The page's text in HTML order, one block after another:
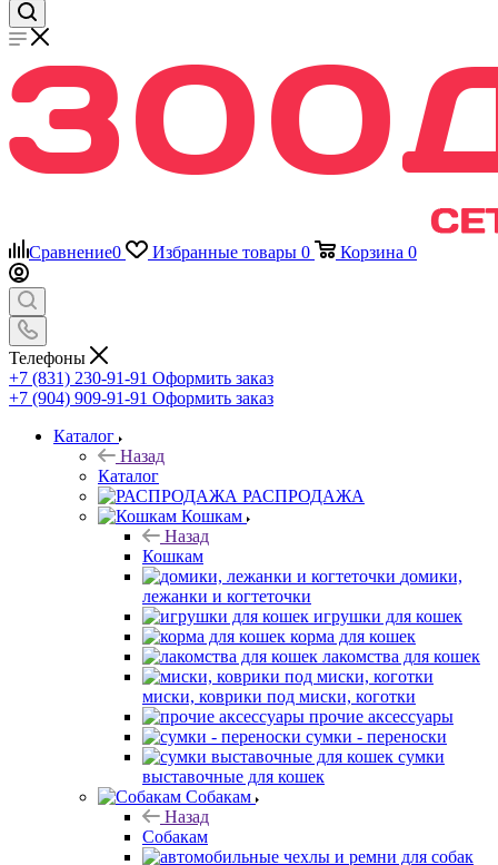
Сравнение0 Избранные товары 0 Корзина 0
Телефоны
+7 (831) 230-91-91 Оформить заказ
+7 (904) 909-91-91 Оформить заказ
Каталог
Назад
Каталог
РАСПРОДАЖА
Кошкам
Назад
Кошкам
домики,
лежанки и когтеточки
игрушки для кошек
корма для кошек
лакомства для кошек
миски, коврики под миски, коготки
прочие аксессуары
сумки - переноски
сумки
выставочные для кошек
Собакам
Назад
Собакам